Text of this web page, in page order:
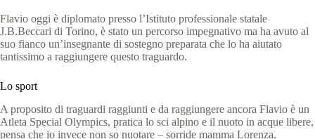
Flavio oggi è diplomato presso l’Istituto professionale statale
J.B.Beccari di Torino, è stato un percorso impegnativo ma ha avuto al
suo fianco un’insegnante di sostegno preparata che lo ha aiutato
tantissimo a raggiungere questo traguardo.
Lo sport
A proposito di traguardi raggiunti e da raggiungere ancora Flavio è un
Atleta Special Olympics, pratica lo sci alpino e il nuoto in acque libere,
pensa che io invece non so nuotare – sorride mamma Lorenza.